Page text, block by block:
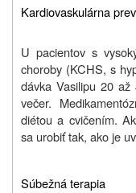
Kardiovaskulárna
U pacientov s
choroby (KCHS, s
dávka Vasilipu 20
večer.
diétou a cvičením.
sa urobiť tak, ako je
Súbežná terapia